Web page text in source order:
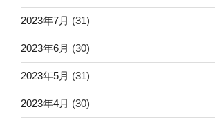
2023年7月 (31)
2023年6月 (30)
2023年5月 (31)
2023年4月 (30)